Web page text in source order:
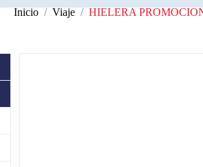
Inicio
Viaje HIELERA